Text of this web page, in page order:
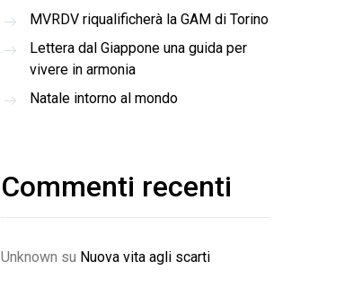
MVRDV riqualificherà la GAM di Torino
Lettera dal Giappone una guida per
vivere in armonia
Natale intorno al mondo
Commenti recenti
Unknown su Nuova vita agli scarti